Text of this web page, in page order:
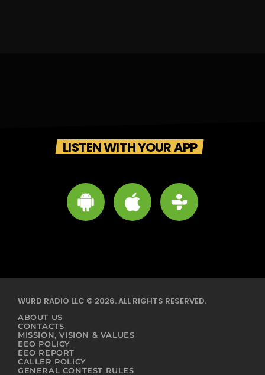
LISTEN WITH YOUR APP
WURD RADIO LLC © 2026. ALL RIGHTS RESERVED.
ABOUT US
CONTACTS
MISSION, VISION & VALUES
EEO POLICY
EEO REPORT
CALLER POLICY
GENERAL CONTEST RULES